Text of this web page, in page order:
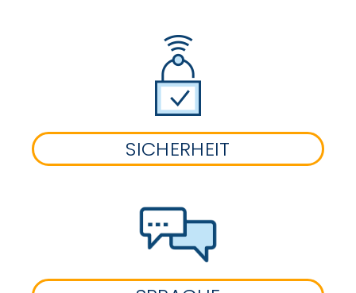
SICHERHEIT